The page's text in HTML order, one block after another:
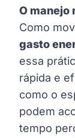
O manejo
Como
gasto
essa
rápida e
como o
podem
tempo